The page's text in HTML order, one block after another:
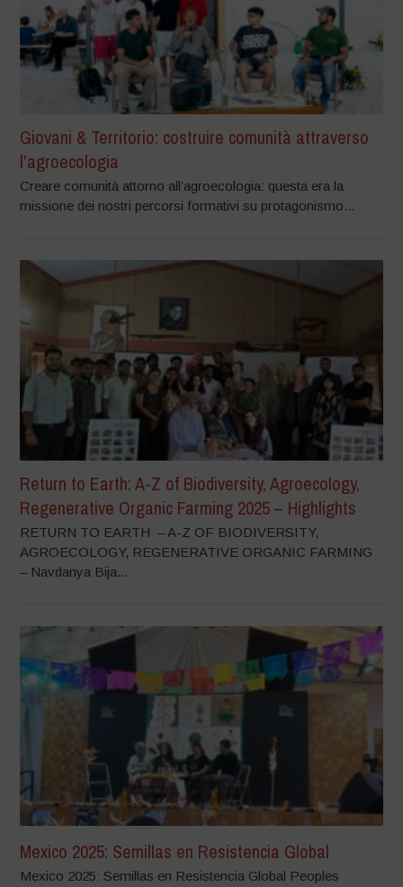
Giovani & Territorio: costruire comunità attraverso
l’agroecologia
Creare comunità attorno all’agroecologia: questa era la
missione dei nostri percorsi formativi su protagonismo...
Return to Earth: A-Z of Biodiversity, Agroecology,
Regenerative Organic Farming 2025 – Highlights
RETURN TO EARTH – A-Z OF BIODIVERSITY,
AGROECOLOGY, REGENERATIVE ORGANIC FARMING
– Navdanya Bija...
Mexico 2025: Semillas en Resistencia Global
Mexico 2025: Semillas en Resistencia Global Peoples